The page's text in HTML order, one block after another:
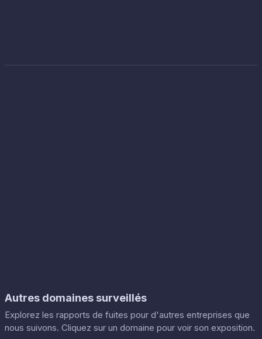
Autres domaines surveillés
Explorez les rapports de fuites pour d'autres entreprises que
nous suivons. Cliquez sur un domaine pour voir son exposition.